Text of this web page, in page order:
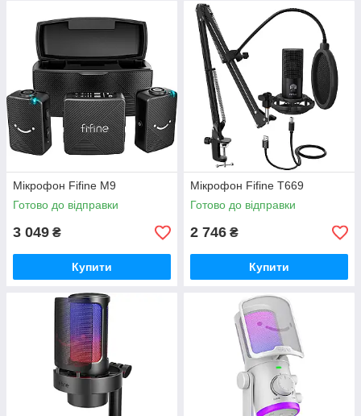
Мікрофон Fifine M9
Готово до відправки
3 049 ₴
Купити
Мікрофон Fifine T669
Готово до відправки
2 746 ₴
Купити